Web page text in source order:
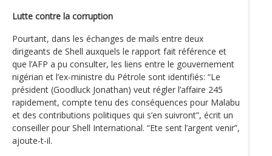
Lutte contre la corruption
Pourtant, dans les échanges de mails entre deux
dirigeants de Shell auxquels le rapport fait référence et
que l’AFP a pu consulter, les liens entre le gouvernement
nigérian et l’ex-ministre du Pétrole sont identifiés: “Le
président (Goodluck Jonathan) veut régler l’affaire 245
rapidement, compte tenu des conséquences pour Malabu
et des contributions politiques qui s’en suivront”, écrit un
conseiller pour Shell International. “Ete sent l’argent venir”,
ajoute-t-il.